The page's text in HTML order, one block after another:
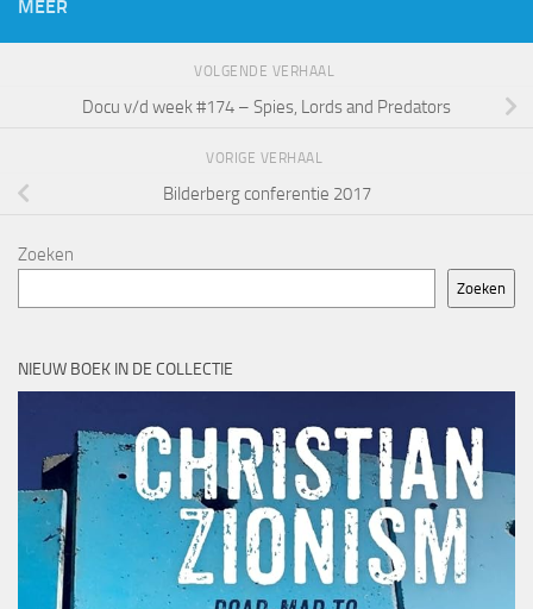
MEER
VOLGENDE VERHAAL
Docu v/d week #174 – Spies, Lords and Predators
VORIGE VERHAAL
Bilderberg conferentie 2017
Zoeken
Zoeken
NIEUW BOEK IN DE COLLECTIE